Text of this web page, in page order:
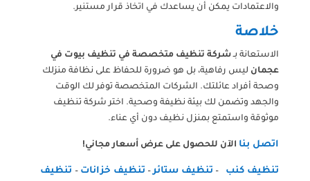
والاعتمادات يمكن أن يساعدك في اتخاذ قرار مستنير.
خلاصة
الاستعانة بـشركة تنظيف متخصصة في تنظيف بيوت في
عجمان ليس رفاهية، بل هو ضرورة للحفاظ على نظافة منزلك
وصحة أفراد عائلتك. الشركات المتخصصة توفر لك الوقت
والجهد وتضمن لك بيئة نظيفة وصحية. اختر شركة تنظيف
موثوقة واستمتع بمنزل نظيف دون أي عناء.
اتصل بنا الآن للحصول على عرض أسعار مجاني!
تنظيف كنب – تنظيف ستائر – تنظيف خزانات – تنظيف